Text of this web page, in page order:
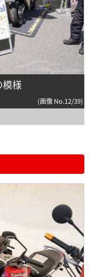
模様
(画像 No.12/39)